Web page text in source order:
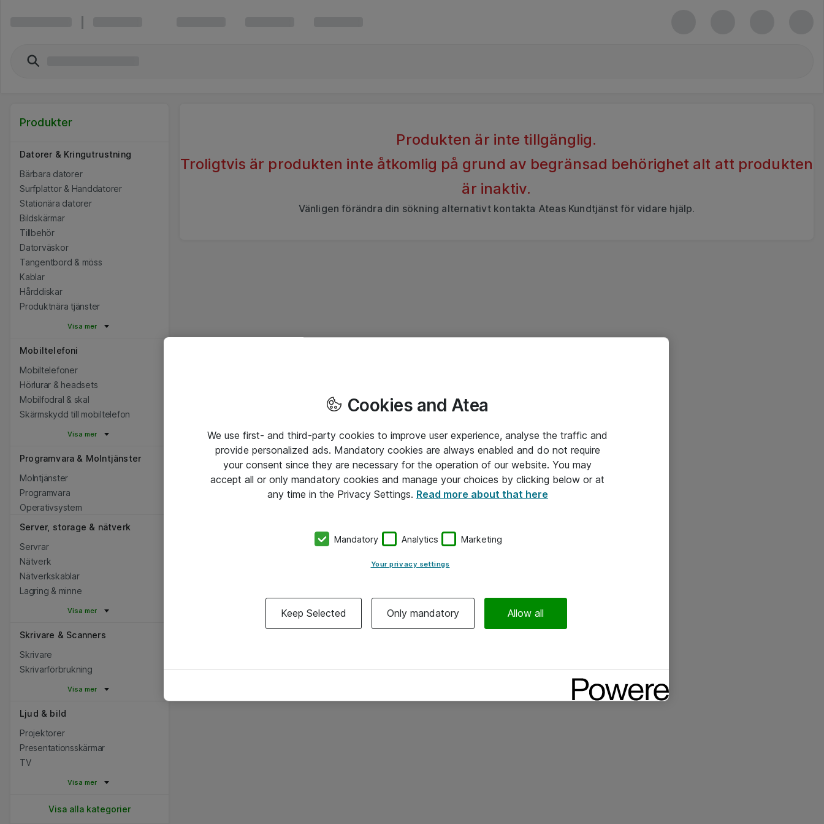
Produkter
Datorer & Kringutrustning
Bärbara datorer
Surfplattor & Handdatorer
Stationära datorer
Bildskärmar
Tillbehör
Datorväskor
Tangentbord & möss
Kablar
Hårddiskar
Produktnära tjänster
Visa mer
Mobiltelefoni
Mobiltelefoner
Hörlurar & headsets
Mobilfodral & skal
Skärmskydd till mobiltelefon
Visa mer
Programvara & Molntjänster
Molntjänster
Programvara
Operativsystem
Server, storage & nätverk
Servrar
Nätverk
Nätverkskablar
Lagring & minne
Visa mer
Skrivare & Scanners
Skrivare
Skrivarförbrukning
Visa mer
Ljud & bild
Projektorer
Presentationsskärmar
TV
Visa mer
Visa alla kategorier
Produkten är inte tillgänglig.
Troligtvis är produkten inte åtkomlig på grund av begränsad behörighet alt att produkten
är inaktiv.
Vänligen förändra din sökning alternativt kontakta Ateas Kundtjänst för vidare hjälp.
Cookies and Atea
We use first- and third-party cookies to improve user experience, analyse the traffic and
provide personalized ads. Mandatory cookies are always enabled and do not require
your consent since they are necessary for the operation of our website. You may
accept all or only mandatory cookies and manage your choices by clicking below or at
any time in the Privacy Settings. Read more about that here
Mandatory Analytics Marketing
Your privacy settings
Keep Selected Only mandatory Allow all